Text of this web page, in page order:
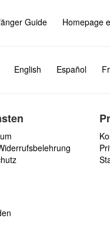
Guide Homepage
English Español